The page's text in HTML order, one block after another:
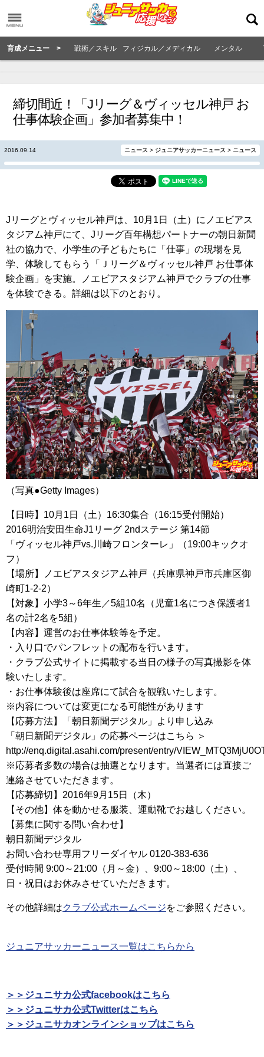
育成メニュー > 戦術／スキル フィジカル／メディカル メンタル
締切間近！「Jリーグ＆ヴィッセル神戸 お
仕事体験企画」参加者募集中！
2016.09.14 ニュース > ジュニアサッカーニュース > ニュース
Jリーグとヴィッセル神戸は、10月1日（土）にノエビアス
タジアム神戸にて、Jリーグ百年構想パートナーの朝日新聞
社の協力で、小学生の子どもたちに「仕事」の現場を見
学、体験してもらう「Ｊリーグ＆ヴィッセル神戸 お仕事体
験企画」を実施。ノエビアスタジアム神戸でクラブの仕事
を体験できる。詳細は以下のとおり。
（写真●Getty Images）
【日時】10月1日（土）16:30集合（16:15受付開始）
2016明治安田生命J1リーグ 2ndステージ 第14節
「ヴィッセル神戸vs.川崎フロンターレ」（19:00キックオ
フ）
【場所】ノエビアスタジアム神戸（兵庫県神戸市兵庫区御
崎町1-2-2）
【対象】小学3～6年生／5組10名（児童1名につき保護者1
名の計2名を5組）
【内容】運営のお仕事体験等を予定。
・入り口でパンフレットの配布を行います。
・クラブ公式サイトに掲載する当日の様子の写真撮影を体
験いたします。
・お仕事体験後は座席にて試合を観戦いたします。
※内容については変更になる可能性があります
【応募方法】「朝日新聞デジタル」より申し込み
「朝日新聞デジタル」の応募ページはこちら ＞
http://enq.digital.asahi.com/present/entry/
※応募者多数の場合は抽選となります。当選者には直接ご
連絡させていただきます。
【応募締切】2016年9月15日（木）
【その他】体を動かせる服装、運動靴でお越しください。
【募集に関する問い合わせ】
朝日新聞デジタル
お問い合わせ専用フリーダイヤル 0120-383-636
受付時間 9:00～21:00（月～金）、9:00～18:00（土）、
日・祝日はお休みさせていただきます。
その他詳細はクラブ公式ホームページをご参照ください。
ジュニアサッカーニュース一覧はこちらから
＞＞ジュニサカ公式facebookはこちら
＞＞ジュニサカ公式Twitterはこちら
＞＞ジュニサカオンラインショップはこちら